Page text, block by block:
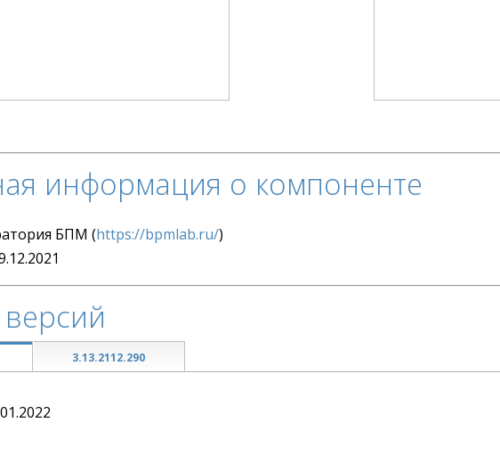
информация о компоненте
БПМ (https://bpmlab.ru/)
3.13.2112.290